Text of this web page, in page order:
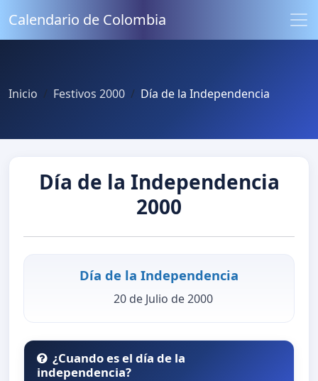
Calendario de Colombia
Inicio Festivos 2000 Día de la Independencia
Día de la Independencia
2000
Día de la Independencia
20 de Julio de 2000
¿Cuando es el día de la
independencia?